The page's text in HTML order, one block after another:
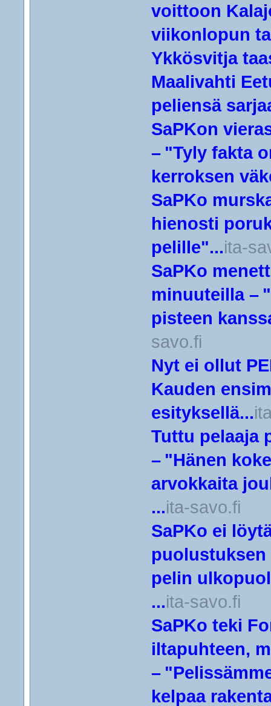
voittoon
viikonlopun
Ykkösvitja
Maalivahti
peliensä
SaPKon
– "Tyly fakta
kerroksen
SaPKo
hienosti
pelille"...ita-
SaPKo
minuuteilla –
pisteen
savo.fi
Nyt ei ollut
Kauden
esityksellä...
Tuttu pelaaja
– "Hänen
arvokkaita
...ita-savo.fi
SaPKo ei
pelin
...ita-savo.fi
SaPKo teki
iltapuhteen,
–
kelpaa